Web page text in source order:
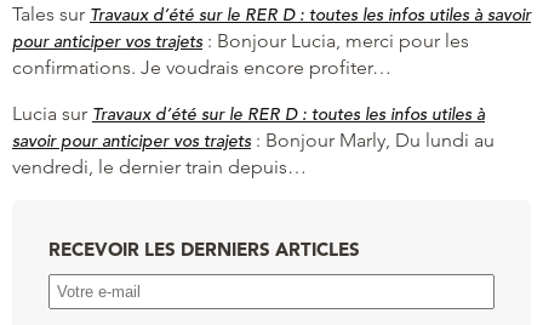
Tales sur Travaux d’été sur le RER D : toutes les infos utiles à savoir
pour anticiper vos trajets : Bonjour Lucia, merci pour les
confirmations. Je voudrais encore profiter…
Lucia sur Travaux d’été sur le RER D : toutes les infos utiles à
savoir pour anticiper vos trajets : Bonjour Marly, Du lundi au
vendredi, le dernier train depuis…
RECEVOIR LES DERNIERS ARTICLES